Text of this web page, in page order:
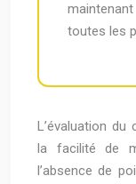
toutes les
L’évaluation
la facilité de
l’absence de